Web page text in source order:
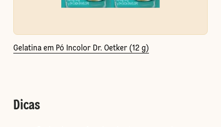
Gelatina em Pó Incolor Dr. Oetker (12 g)
Dicas